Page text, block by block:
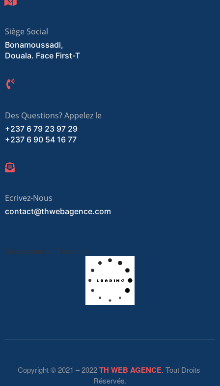
Siège Social
Bonamoussadi,
Douala. Face First-T
Des Questions? Appelez le
+237 6 79 23 97 29
+237 6 90 54 16 77
Ecrivez-Nous
contact@thwebagence.com
Suivez-nous sur Facebook
Copyright © 2021 – 2022TH WEB AGENCE. Tout Droits
Réservés.